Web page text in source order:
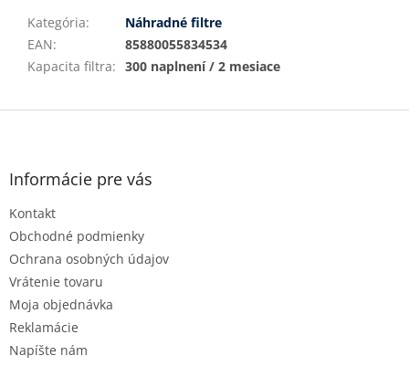
Kategória:
Náhradné filtre
EAN:
85880055834534
Kapacita filtra: 300 naplnení / 2 mesiace
Z
Informácie pre vás
Kontakt
Obchodné podmienky
Ochrana osobných údajov
Vrátenie tovaru
Moja objednávka
Reklamácie
Napíšte nám